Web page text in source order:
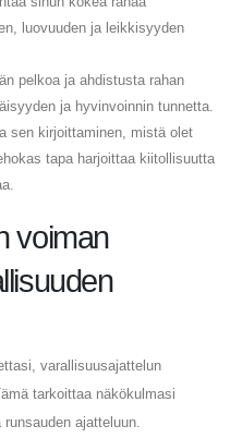
luovuuden ja leikkisyyden
pelkoa ja ahdistusta rahan
ja hyvinvoinnin tunnetta.
sen kirjoittaminen, mistä olet
tapa harjoittaa kiitollisuutta
voiman
varallisuusajattelun
tarkoittaa näkökulmasi
ajatteluun.